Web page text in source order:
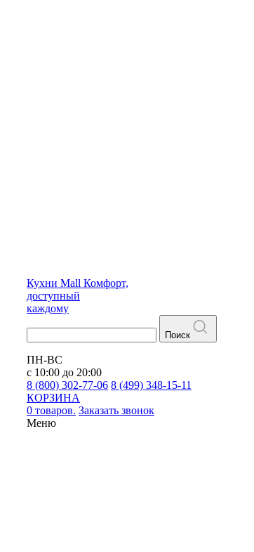
Кухни Mall Комфорт,
доступный
каждому
Поиск
ПН-ВС
с 10:00 до 20:00
8 (800) 302-77-06 8 (499) 348-15-11
КОРЗИНА
0 товаров. Заказать звонок
Меню